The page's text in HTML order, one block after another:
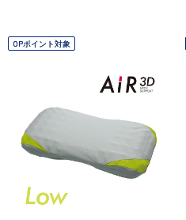
OPポイント対象